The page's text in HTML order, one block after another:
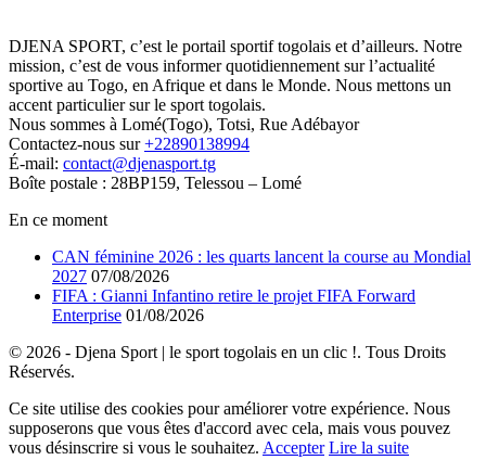
DJENA SPORT, c’est le portail sportif togolais et d’ailleurs. Notre
mission, c’est de vous informer quotidiennement sur l’actualité
sportive au Togo, en Afrique et dans le Monde. Nous mettons un
accent particulier sur le sport togolais.
Nous sommes à Lomé(Togo), Totsi, Rue Adébayor
Contactez-nous sur+22890138994
É-mail: contact@djenasport.tg
Boîte postale : 28BP159, Telessou – Lomé
En ce moment
CAN féminine 2026 : les quarts lancent la course au Mondial
2027 07/08/2026
FIFA : Gianni Infantino retire le projet FIFA Forward
Enterprise 01/08/2026
© 2026 - Djena Sport | le sport togolais en un clic !. Tous Droits
Réservés.
Ce site utilise des cookies pour améliorer votre expérience. Nous
supposerons que vous êtes d'accord avec cela, mais vous pouvez
vous désinscrire si vous le souhaitez. Accepter Lire la suite